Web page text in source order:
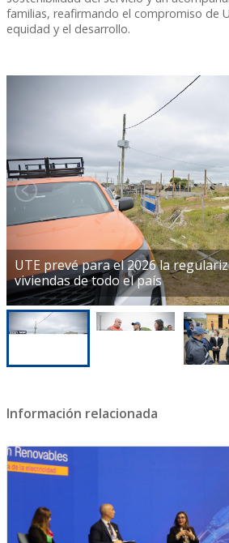
familias, reafirmando el compromiso de
equidad y el desarrollo.
UTE prevé para el 2026 la
viviendas de todo el país
Información relacionada